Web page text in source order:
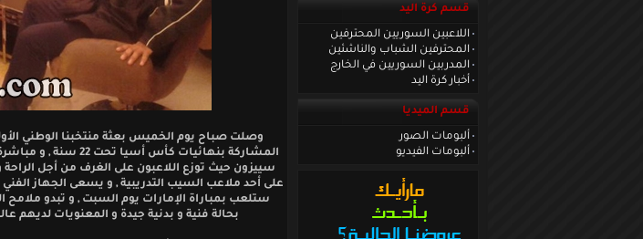
قسم كرة اليد
اللاعبين السوريين المحترفين
المحترفين الشباب والناشئين
المدربين السوريين في الخارج
أخبار كرة اليد
قسم الميديا
ألبومات الصور
ألبومات الفيديو
وصلت صباح يوم الخميس بعثة منتخبنا الوطني
المشاركة بنهائيات
سييزون حيث توزع اللاعبون على الغرف من أجل
على أحد ملاعب السيب التدريبية , و يسعى الجهاز الفني
ستلعب بمباراة الإمارات يوم السبت , و تبدو ملامح
بحالة فنية و بدنية جيدة و المعنويات لديهم